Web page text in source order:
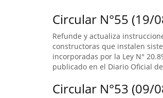
Circular N°55 (19/
Refunde y actualiza
constructoras que instalen
incorporadas por la Ley N°
publicado en el Diario Oficial
Circular N°53 (09/